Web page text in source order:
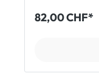
82,00 CHF*